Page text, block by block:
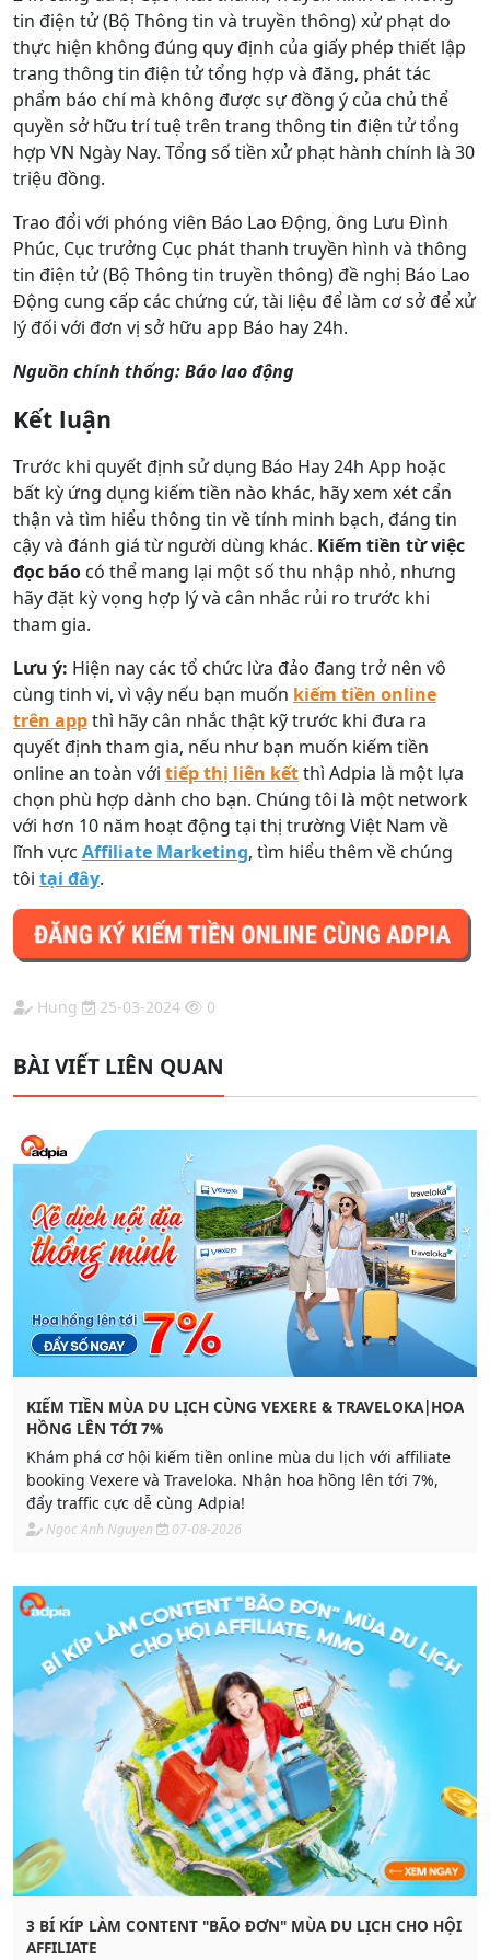
tin điện tử (Bộ Thông tin và truyền thông) xử phạt do
thực hiện không đúng quy định của giấy phép thiết lập
trang thông tin điện tử tổng hợp và đăng, phát tác
phẩm báo chí mà không được sự đồng ý của chủ thể
quyền sở hữu trí tuệ trên trang thông tin điện tử tổng
hợp VN Ngày Nay. Tổng số tiền xử phạt hành chính là 30
triệu đồng.
Trao đổi với phóng viên Báo Lao Động, ông Lưu Đình
Phúc, Cục trưởng Cục phát thanh truyền hình và thông
tin điện tử (Bộ Thông tin truyền thông) đề nghị Báo Lao
Động cung cấp các chứng cứ, tài liệu để làm cơ sở để xử
lý đối với đơn vị sở hữu app Báo hay 24h.
Nguồn chính thống: Báo lao động
Kết luận
Trước khi quyết định sử dụng Báo Hay 24h App hoặc
bất kỳ ứng dụng kiếm tiền nào khác, hãy xem xét cẩn
thận và tìm hiểu thông tin về tính minh bạch, đáng tin
cậy và đánh giá từ người dùng khác. Kiếm tiền từ việc
đọc báo có thể mang lại một số thu nhập nhỏ, nhưng
hãy đặt kỳ vọng hợp lý và cân nhắc rủi ro trước khi
tham gia.
Lưu ý: Hiện nay các tổ chức lừa đảo đang trở nên vô
cùng tinh vi, vì vậy nếu bạn muốn kiếm tiền online
trên appthì hãy cân nhắc thật kỹ trước khi đưa ra
quyết định tham gia, nếu như bạn muốn kiếm tiền
online an toàn với tiếp thị liên kếtthì Adpia là một lựa
chọn phù hợp dành cho bạn. Chúng tôi là một network
với hơn 10 năm hoạt động tại thị trường Việt Nam về
lĩnh vực Affiliate Marketing, tìm hiểu thêm về chúng
tôi tại đây.
Hung 25-03-2024 0
BÀI VIẾT LIÊN QUAN
KIẾM TIỀN MÙA DU LỊCH CÙNG VEXERE & TRAVELOKA|HOA
HỒNG LÊN TỚI 7%
Khám phá cơ hội kiếm tiền online mùa du lịch với affiliate
booking Vexere và Traveloka. Nhận hoa hồng lên tới 7%,
đẩy traffic cực dễ cùng Adpia!
Ngoc Anh Nguyen 07-08-2026
3 BÍ KÍP LÀM CONTENT "BÃO ĐƠN" MÙA DU LỊCH CHO HỘI
AFFILIATE